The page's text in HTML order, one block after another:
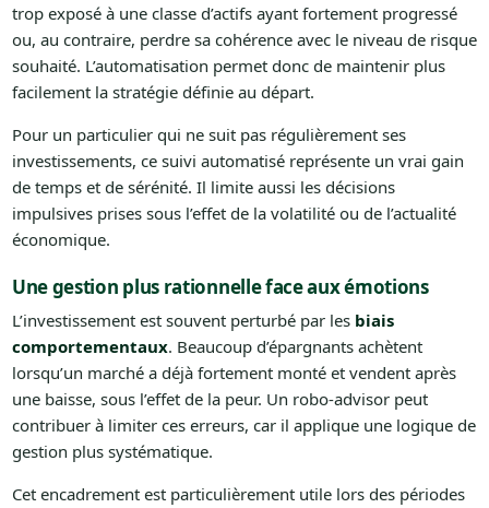
trop exposé à une classe d’actifs ayant fortement progressé
ou, au contraire, perdre sa cohérence avec le niveau de risque
souhaité. L’automatisation permet donc de maintenir plus
facilement la stratégie définie au départ.
Pour un particulier qui ne suit pas régulièrement ses
investissements, ce suivi automatisé représente un vrai gain
de temps et de sérénité. Il limite aussi les décisions
impulsives prises sous l’effet de la volatilité ou de l’actualité
économique.
Une gestion plus rationnelle face aux émotions
L’investissement est souvent perturbé par les biais
comportementaux. Beaucoup d’épargnants achètent
lorsqu’un marché a déjà fortement monté et vendent après
une baisse, sous l’effet de la peur. Un robo-advisor peut
contribuer à limiter ces erreurs, car il applique une logique de
gestion plus systématique.
Cet encadrement est particulièrement utile lors des périodes